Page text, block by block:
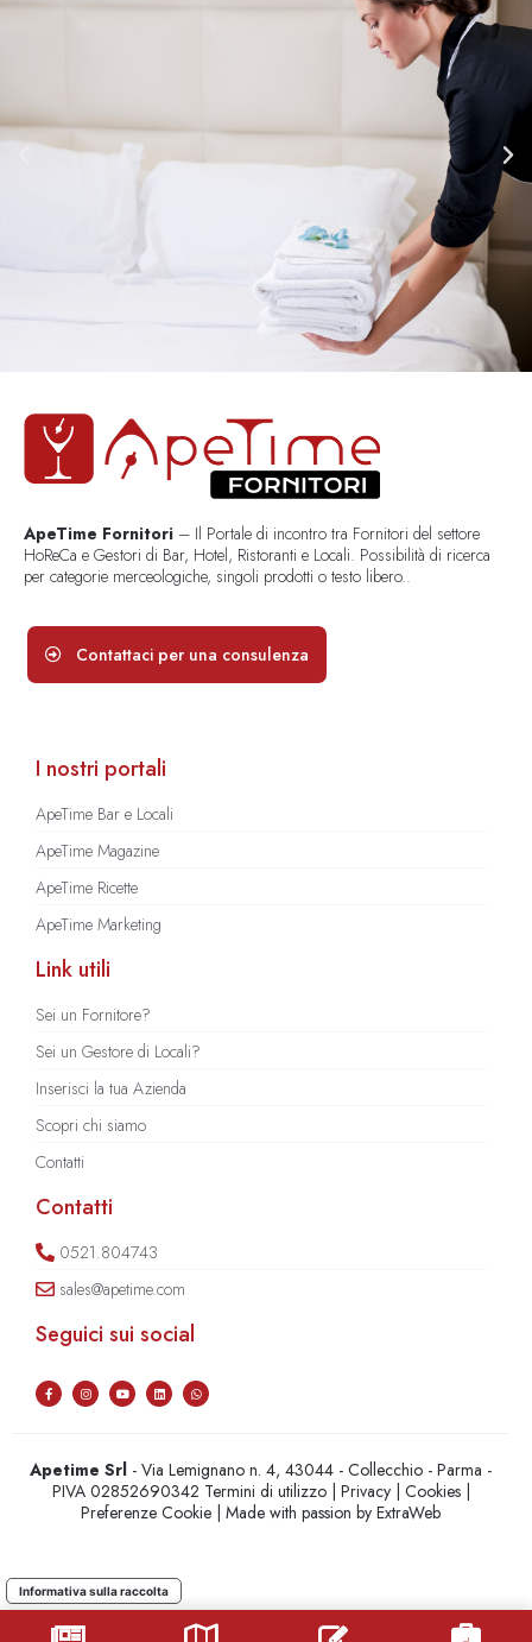
ApeTime Fornitori – Il Portale di incontro tra Fornitori del settore
HoReCa e Gestori di Bar, Hotel, Ristoranti e Locali. Possibilità di ricerca
per categorie merceologiche, singoli prodotti o testo libero..
Contattaci per una consulenza
I nostri portali
ApeTime Bar e Locali
ApeTime Magazine
ApeTime Ricette
ApeTime Marketing
Link utili
Sei un Fornitore?
Sei un Gestore di Locali?
Inserisci la tua Azienda
Scopri chi siamo
Contatti
Contatti
0521.804743
sales@apetime.com
Seguici sui social
Apetime Srl - Via Lemignano n. 4, 43044 - Collecchio - Parma -
PIVA 02852690342 Termini di utilizzo| Privacy| Cookies|
Preferenze Cookie | Made with passion byExtraWeb
Informativa sulla raccolta